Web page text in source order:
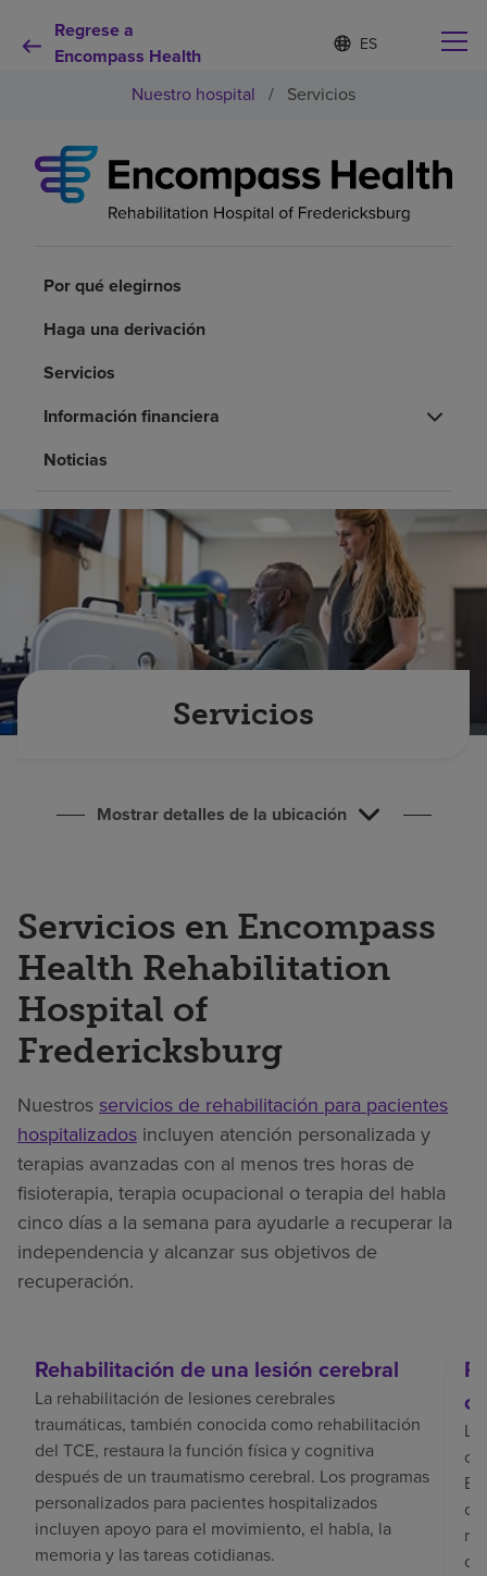
Regrese a
Encompass Health
Lista
de
idiomas
contraída
d
o
s
e
e
Por qué debe elegirnos
Recursos de salud
Empleos
Pagar mi factura
Nuestro hospital / Servicios
Por qué elegirnos
Haga una derivación
Servicios
Información financiera
Noticias
Servicios
Mostrar detalles de la ubicación
Servicios en Encompass
Health Rehabilitation
Hospital of
Fredericksburg
Nuestrosservicios de rehabilitación para pacientes
hospitalizados incluyen atención personalizada y
terapias avanzadas con al menos tres horas de
fisioterapia, terapia ocupacional o terapia del habla
cinco días a la semana para ayudarle a recuperar la
independencia y alcanzar sus objetivos de
recuperación.
Rehabilitación de una lesión cerebral
La rehabilitación de lesiones cerebrales
traumáticas, también conocida como rehabilitación
del TCE, restaura la función física y cognitiva
después de un traumatismo cerebral. Los programas
personalizados para pacientes hospitalizados
incluyen apoyo para el movimiento, el habla, la
memoria y las tareas cotidianas.
El